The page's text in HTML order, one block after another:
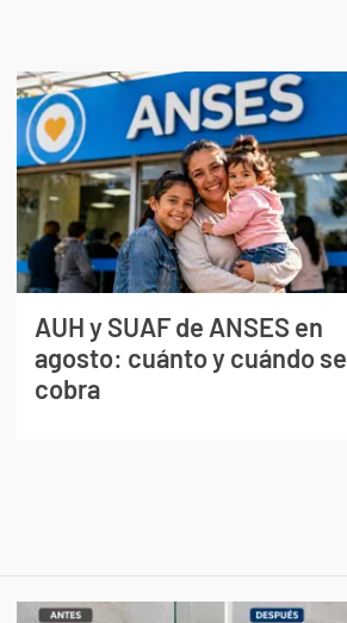
AUH y SUAF de ANSES en
agosto: cuánto y cuándo se
cobra